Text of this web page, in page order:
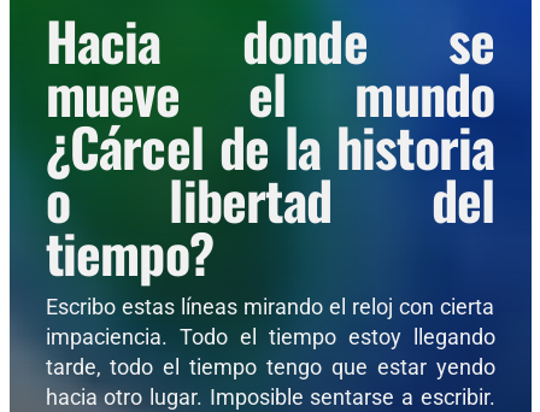
Hacia donde se
mueve el mundo
¿Cárcel de la historia
o libertad del
tiempo?
Escribo estas líneas mirando el reloj con cierta
impaciencia. Todo el tiempo estoy llegando
tarde, todo el tiempo tengo que estar yendo
hacia otro lugar. Imposible sentarse a escribir.